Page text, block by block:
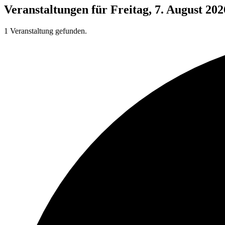
Veranstaltungen für Freitag, 7. August
1 Veranstaltung gefunden.